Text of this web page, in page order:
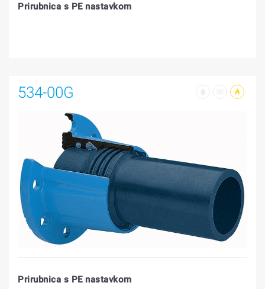
Prirubnica s PE nastavkom
534-00G
Prirubnica s PE nastavkom